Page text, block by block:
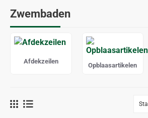
Zwembaden
Afdekzeilen
Opblaasartikelen